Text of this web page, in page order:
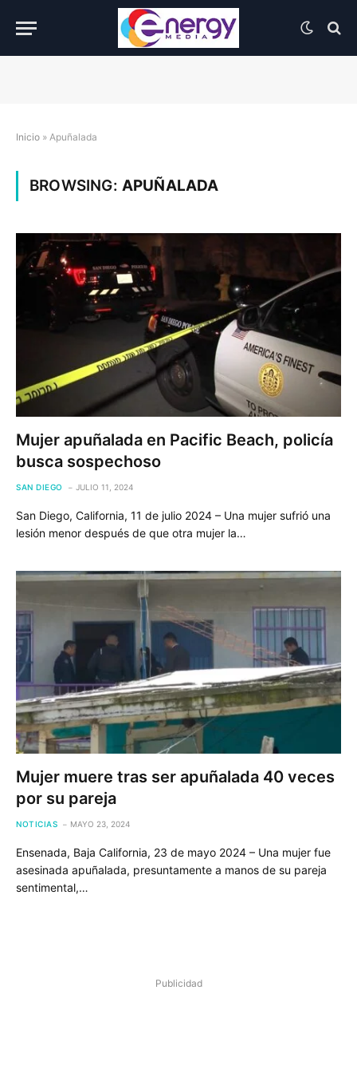
Inicio » Apuñalada
BROWSING: APUÑALADA
Mujer apuñalada en Pacific Beach, policía
busca sospechoso
SAN DIEGO JULIO 11, 2024
San Diego, California, 11 de julio 2024 – Una mujer sufrió una
lesión menor después de que otra mujer la…
Mujer muere tras ser apuñalada 40 veces
por su pareja
NOTICIAS MAYO 23, 2024
Ensenada, Baja California, 23 de mayo 2024 – Una mujer fue
asesinada apuñalada, presuntamente a manos de su pareja
sentimental,…
Publicidad